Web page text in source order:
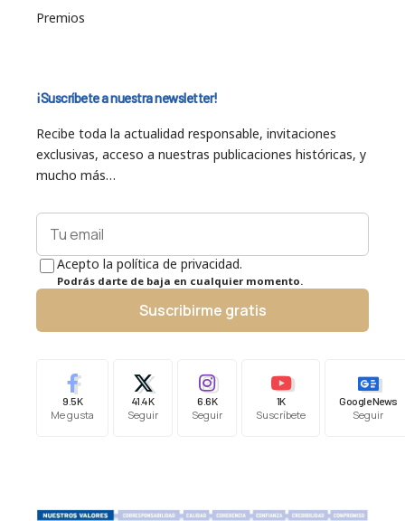
Premios
¡Suscríbete a nuestra newsletter!
Recibe toda la actualidad responsable, invitaciones
exclusivas, acceso a nuestras publicaciones históricas, y
mucho más…
Acepto la política de privacidad.
Podrás darte de baja en cualquier momento.
Suscribirme gratis
9.5K
Me gusta
41.4K
Seguir
6.6K
Seguir
1K
Suscríbete
Google News
Seguir